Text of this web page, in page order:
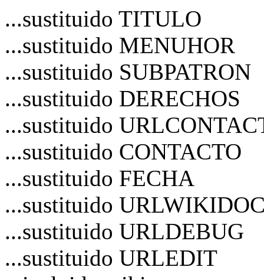
...sustituido TITULO
...sustituido MENUHOR
...sustituido SUBPATRON
...sustituido DERECHOS
...sustituido
...sustituido CONTACTO
...sustituido FECHA
...sustituido
...sustituido URLDEBUG
...sustituido URLEDIT